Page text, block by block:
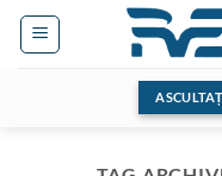
Skip